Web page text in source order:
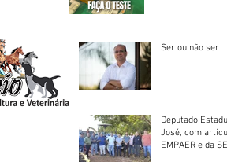
Ser ou não ser
Deputado
José, com
EMPAER e da